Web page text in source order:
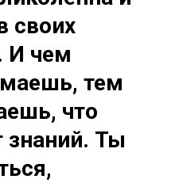
своих
И чем
тем
что
знаний. Ты